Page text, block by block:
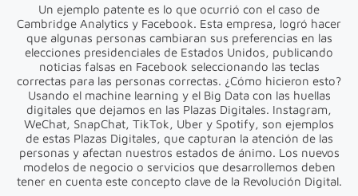
Un ejemplo patente es lo que ocurrió con el caso de
Cambridge Analytics y Facebook. Esta empresa, logró hacer
que algunas personas cambiaran sus preferencias en las
elecciones presidenciales de Estados Unidos, publicando
noticias falsas en Facebook seleccionando las teclas
correctas para las personas correctas. ¿Cómo hicieron esto?
Usando el machine learning y el Big Data con las huellas
digitales que dejamos en las Plazas Digitales. Instagram,
WeChat, SnapChat, TikTok, Uber y Spotify, son ejemplos
de estas Plazas Digitales, que capturan la atención de las
personas y afectan nuestros estados de ánimo. Los nuevos
modelos de negocio o servicios que desarrollemos deben
tener en cuenta este concepto clave de la Revolución Digital.